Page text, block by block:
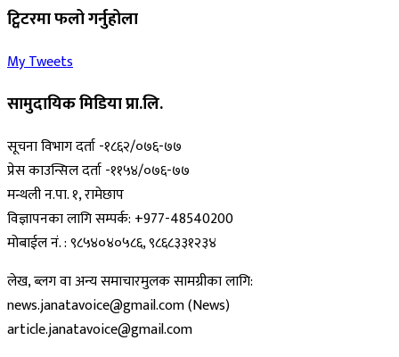
ट्विटरमा फलो गर्नुहोला
My Tweets
सामुदायिक मिडिया प्रा.लि.
सूचना विभाग दर्ता -१८६२/०७६-७७
प्रेस काउन्सिल दर्ता -११५४/०७६-७७
मन्थली न.पा. १, रामेछाप
विज्ञापनका लागि सम्पर्क: +977-48540200
मोबाईल नं. : ९८५४०४०५८६, ९८६८३३१२३४
लेख, ब्लग वा अन्य समाचारमुलक सामग्रीका लागि:
news.janatavoice@gmail.com (News)
article.janatavoice@gmail.com